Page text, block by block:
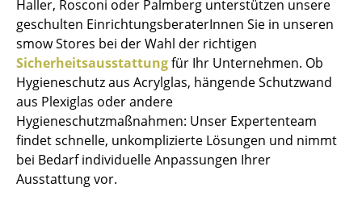
Gartenstühle
Kinderstühle
Schaukelstühle
Bürodrehstühle
Konferenzstühle
Bürosessel
Haller, Rosconi oder Palmberg unterstützen unsere
geschulten EinrichtungsberaterInnen Sie in unseren
smow Stores bei der Wahl der richtigen
Sicherheitsausstattungfür Ihr Unternehmen. Ob
Hygieneschutz aus Acrylglas, hängende Schutzwand
aus Plexiglas oder andere
Hygieneschutzmaßnahmen: Unser Expertenteam
findet schnelle, unkomplizierte Lösungen und nimmt
bei Bedarf individuelle Anpassungen Ihrer
Ausstattung vor.